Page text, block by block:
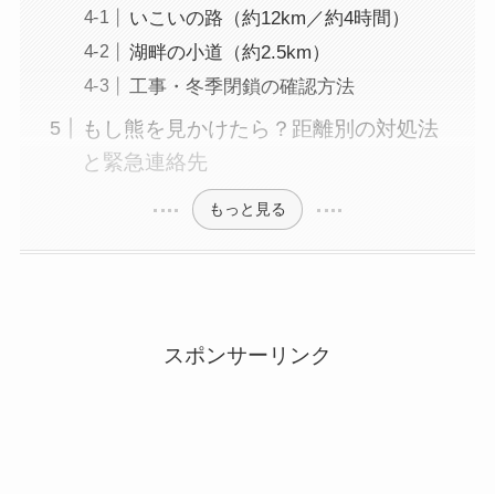
いこいの路（約12km／約4時間）
湖畔の小道（約2.5km）
工事・冬季閉鎖の確認方法
もし熊を見かけたら？距離別の対処法
と緊急連絡先
もっと見る
スポンサーリンク